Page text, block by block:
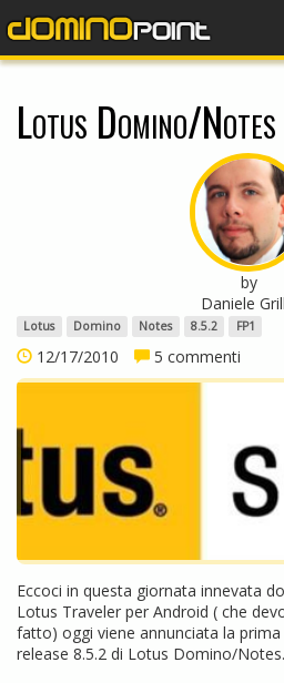
Lotus Domino/
by
Daniele
Lotus Domino Notes 8.5.2 FP1
12/17/2010 5 commenti
Eccoci in questa giornata innevata
Lotus Traveler per Android ( che
fatto) oggi viene annunciata la
release 8.5.2 di Lotus Domino/Notes.